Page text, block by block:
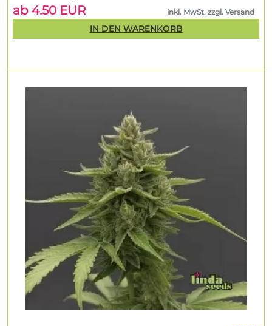
ab 4.50 EUR
inkl. MwSt. zzgl. Versand
IN DEN WARENKORB